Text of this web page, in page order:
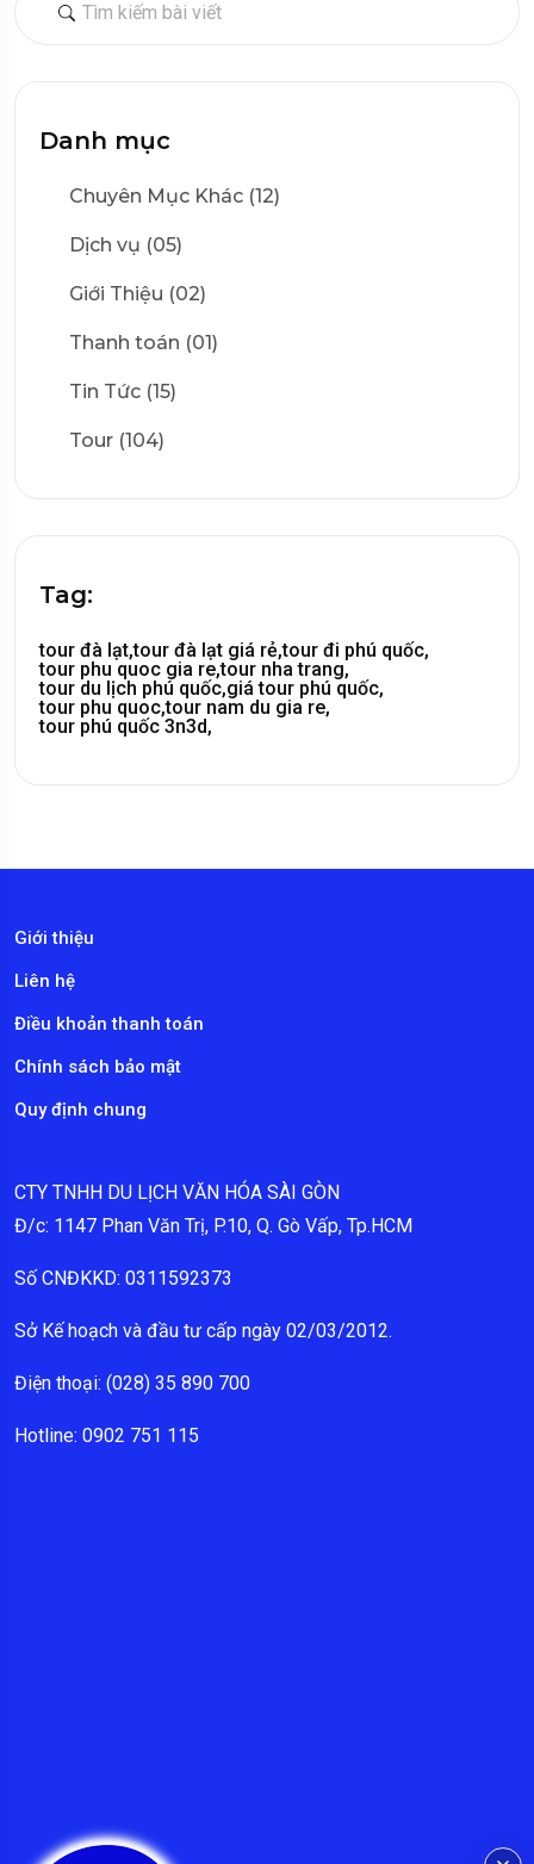
Danh mục
Chuyên Mục Khác (12)
Dịch vụ (05)
Giới Thiệu (02)
Thanh toán (01)
Tin Tức (15)
Tour (104)
Tag:
tour đà lạt,tour đà lạt giá rẻ,tour đi phú quốc,
tour phu quoc gia re,tour nha trang,
tour du lịch phú quốc,giá tour phú quốc,
tour phu quoc,tour nam du gia re,
tour phú quốc 3n3d,
Giới thiệu
Liên hệ
Điều khoản thanh toán
Chính sách bảo mật
Quy định chung
CTY TNHH DU LỊCH VĂN HÓA SÀI GÒN
Đ/c: 1147 Phan Văn Trị, P.10, Q. Gò Vấp, Tp.HCM
Số CNĐKKD: 0311592373
Sở Kế hoạch và đầu tư cấp ngày 02/03/2012.
Điện thoại: (028) 35 890 700
Hotline: 0902 751 115